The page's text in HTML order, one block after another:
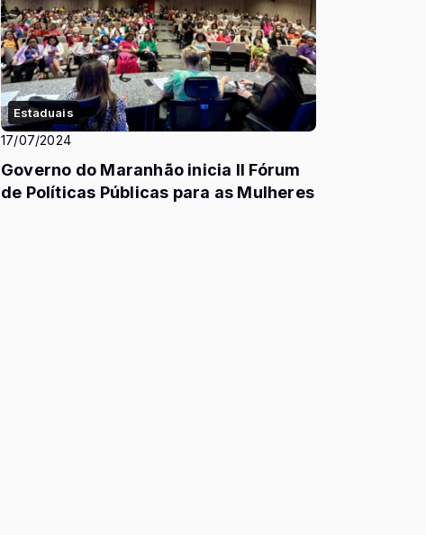
Estaduais
17/07/2024
Governo do Maranhão inicia II Fórum
de Políticas Públicas para as Mulheres